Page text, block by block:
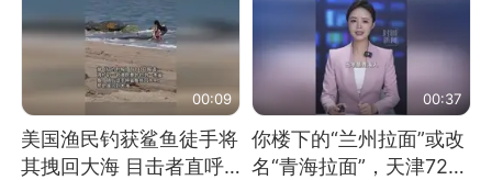
00:09
美国渔民钓获鲨鱼徒手将
其拽回大海 目击者直呼
00:37
你楼下的“兰州拉面”或改
名“青海拉面”，天津72家